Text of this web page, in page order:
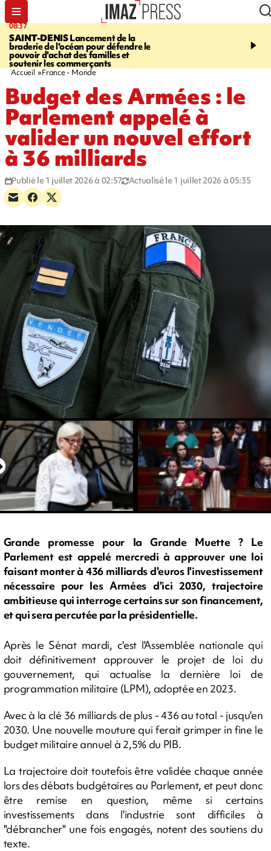
08:37
SAINT-DENISLancement de la
braderie de l'océan pour défendre le
pouvoir d'achat des familles et
soutenir les commerçants
10:44
dragons paradent
Accueil France - Monde
Budget des Armées : le
Parlement appelé à
valider un nouvel effort
à 36 milliards
Publié le 1 juillet 2026 à 02:57 Actualisé le 1 juillet 2026 à 05:35
Grande promesse pour la Grande Muette ? Le
Parlement est appelé mercredi à approuver une loi
faisant monter à 436 milliards d'euros l'investissement
nécessaire pour les Armées d'ici 2030, trajectoire
ambitieuse qui interroge certains sur son financement,
et qui sera percutée par la présidentielle.
Après le Sénat mardi, c'est l'Assemblée nationale qui
doit définitivement approuver le projet de loi du
gouvernement, qui actualise la dernière loi de
programmation militaire (LPM), adoptée en 2023.
Avec à la clé 36 milliards de plus - 436 au total - jusqu'en
2030. Une nouvelle mouture qui ferait grimper in fine le
budget militaire annuel à 2,5% du PIB.
La trajectoire doit toutefois être validée chaque année
lors des débats budgétaires au Parlement, et peut donc
être remise en question, même si certains
investissements dans l'industrie sont difficiles à
"débrancher" une fois engagés, notent des soutiens du
texte.